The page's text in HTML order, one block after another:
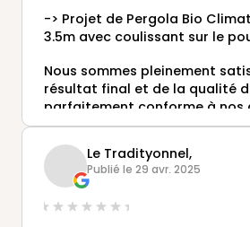
-> Projet de Pergola Bio
3.5m avec coulissant sur le
Nous sommes pleinement
résultat final et de la qualité
parfaitement conforme à nos
Nous n’hésiterons pas à
services autour de nous.
Merci à vos équipes.
Le Tradityonnel,
Publié le 29 avr. 2025